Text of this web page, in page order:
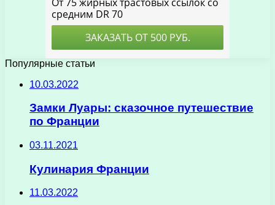
Популярные статьи
10.03.2022
Замки Луары: сказочное путешествие
по Франции
03.11.2021
Кулинария Франции
11.03.2022